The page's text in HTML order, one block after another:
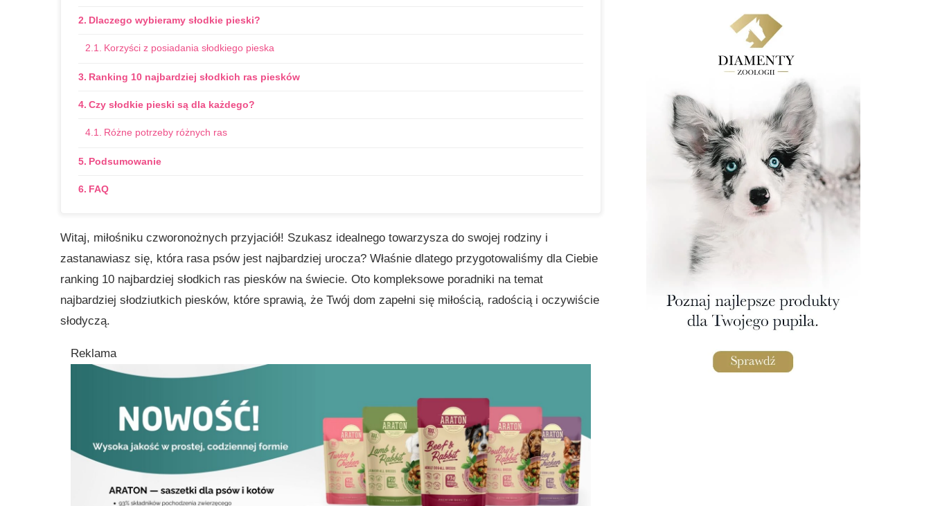
Dlaczego wybieramy słodkie pieski?
Korzyści z posiadania słodkiego pieska
Ranking 10 najbardziej słodkich ras piesków
Czy słodkie pieski są dla każdego?
Różne potrzeby różnych ras
Podsumowanie
FAQ
Witaj, miłośniku czworonożnych przyjaciół! Szukasz idealnego towarzysza do swojej rodziny i
zastanawiasz się, która rasa psów jest najbardziej urocza? Właśnie dlatego przygotowaliśmy dla Ciebie
ranking 10 najbardziej słodkich ras piesków na świecie. Oto kompleksowe poradniki na temat
najbardziej słodziutkich piesków, które sprawią, że Twój dom zapełni się miłością, radością i oczywiście
słodyczą.
Reklama